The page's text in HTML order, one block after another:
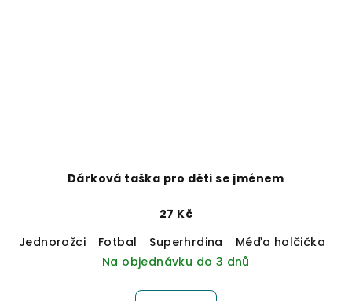
Dárková taška pro děti se jménem
27 Kč
Jednorožci
Fotbal Superhrdina Méďa holčička
Na objednávku do 3 dnů